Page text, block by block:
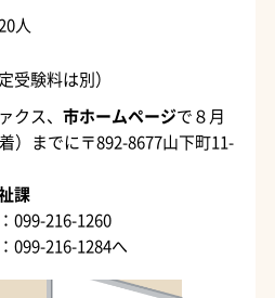
人
受験料は別）
クス、市ホームページで８月
）までに〒892-8677山下町11-
課
099-216-1260
099-216-1284へ